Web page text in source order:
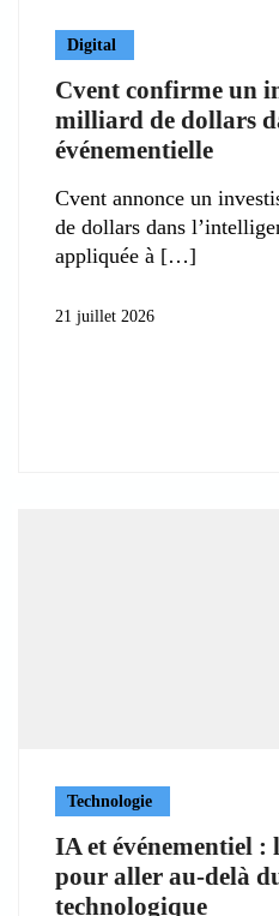
Digital
Cvent confirme un
milliard de dollars
événementielle
Cvent annonce un
de dollars dans
appliquée à
21 juillet 2026
Technologie
IA et événementiel :
pour aller au-delà
technologique